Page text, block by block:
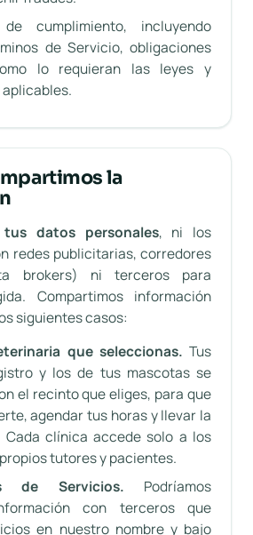
cumplimiento, incluyendo
de Servicio, obligaciones
lo requieran las leyes y
la
datos personales, ni los
redes publicitarias, corredores
brokers) ni terceros para
Compartimos información
siguientes casos:
que seleccionas. Tus
y los de tus mascotas se
el recinto que eliges, para que
agendar tus horas y llevar la
clínica accede solo a los
tutores y pacientes.
de Servicios. Podríamos
con terceros que
en nuestro nombre y bajo